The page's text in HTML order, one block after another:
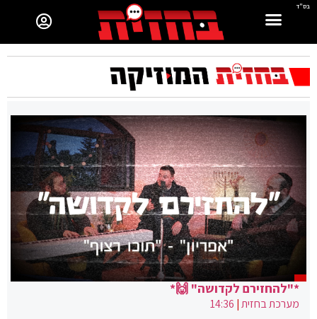
בס"ד
*"להחזירם לקדושה" 🙌*
מערכת בחזית|
14:36